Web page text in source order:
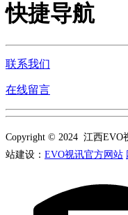
快捷导航
联系我们
在线留言
Copyright © 2024 江西EVO
站建设： EVO视讯官方网站